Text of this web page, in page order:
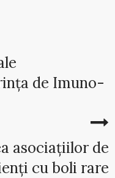
de Imuno-
asociațiilor de
cu boli rare